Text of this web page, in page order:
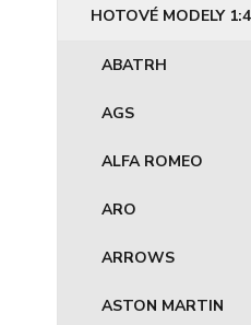
HOTOVÉ MODELY
ABATRH
AGS
ALFA ROMEO
ARO
ARROWS
ASTON MARTIN